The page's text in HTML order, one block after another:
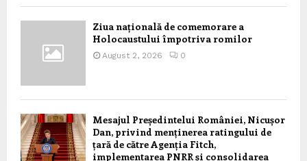
Ziua națională de comemorare a
Holocaustului împotriva romilor
August 2, 2026 0
Mesajul Președintelui României, Nicușor
Dan, privind menținerea ratingului de
țară de către Agenția Fitch,
implementarea PNRR și consolidarea